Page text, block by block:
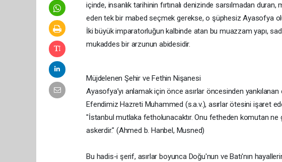
içinde, insanlık tarihinin fırtınalı denizinde sarsılmadan
eden tek bir mabed seçmek gerekse, o şüphesiz Ayasofya
​İki büyük imparatorluğun kalbinde atan bu muazzam yapı,
mukaddes bir arzunun abidesidir.
​Müjdelenen Şehir ve Fethin Nişanesi
​Ayasofya’yı anlamak için önce asırlar öncesinden
Efendimiz Hazreti Muhammed (s.a.v.), asırlar ötesini işaret
​"İstanbul mutlaka fetholunacaktır. Onu fetheden komutan
askerdir." (Ahmed b. Hanbel, Musned)
​Bu hadis-i şerif, asırlar boyunca Doğu'nun ve Batı'nın